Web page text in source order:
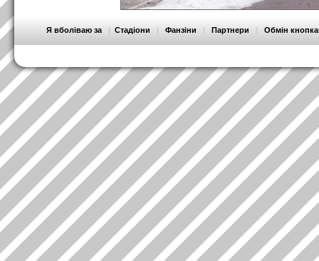
Я вболіваю за | Стадіони | Фанзіни | Партнери | Обмін